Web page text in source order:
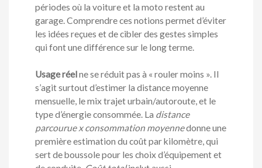
périodes où la voiture et la moto restent au
garage. Comprendre ces notions permet d’éviter
les idées reçues et de cibler des gestes simples
qui font une différence sur le long terme.
Usage réelne se réduit pas à « rouler moins ». Il
s’agit surtout d’estimer la distance moyenne
mensuelle, le mix trajet urbain/autoroute, et le
type d’énergie consommée. La distance
parcourue x consommation moyennedonne une
première estimation du coût par kilomètre, qui
sert de boussole pour les choix d’équipement et